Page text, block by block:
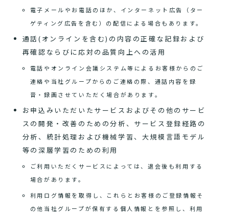
電子メールやお電話のほか、インターネット広告（ター
ゲティング広告を含む）の配信による場合もあります。
通話(オンラインを含む)の内容の正確な記録および
再確認ならびに応対の品質向上への活用
電話やオンライン会議システム等によるお客様からのご
連絡や当社グループからのご連絡の際、通話内容を録
音・録画させていただく場合があります。
お申込みいただいたサービスおよびその他のサービ
スの開発・改善のための分析、サービス登録経路の
分析、統計処理および機械学習、大規模言語モデル
等の深層学習のための利用
ご利用いただくサービスによっては、退会後も利用する
場合があります。
利用ログ情報を取得し、これらとお客様のご登録情報そ
の他当社グループが保有する個人情報とを参照し、利用